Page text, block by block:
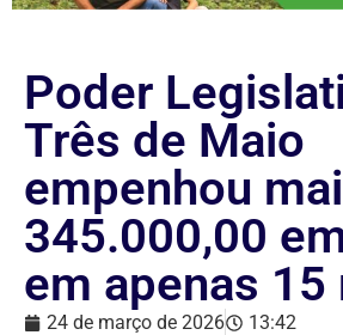
Poder
Três de Maio
empenhou
345.000,00
em apenas 15
24 de março de 2026 13:42